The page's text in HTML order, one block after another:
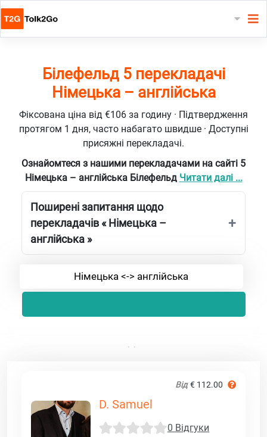
Білефельд 5 перекладачі
Німецька – англійська
Фіксована ціна від €106 за годину · Підтвердження
протягом 1 дня, часто набагато швидше · Доступні
присяжні перекладачі.
Ознайомтеся з нашими перекладачами на сайті 5
Німецька – англійська Білефельд Читати далі ...
Поширені запитання щодо
перекладачів « Німецька –
англійська »
Німецька <-> англійська
Від € 112.00
D. Samuel
0 Відгуки